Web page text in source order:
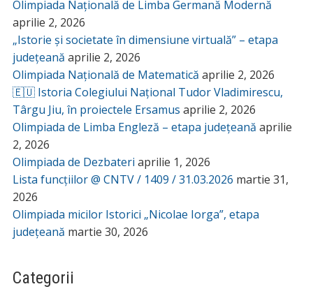
Olimpiada Națională de Limba Germană Modernă
aprilie 2, 2026
„Istorie și societate în dimensiune virtuală” – etapa
județeană aprilie 2, 2026
Olimpiada Națională de Matematică aprilie 2, 2026
🇪🇺 Istoria Colegiului Național Tudor Vladimirescu,
Târgu Jiu, în proiectele Ersamus aprilie 2, 2026
Olimpiada de Limba Engleză – etapa județeană aprilie
2, 2026
Olimpiada de Dezbateri aprilie 1, 2026
Lista funcțiilor @ CNTV / 1409 / 31.03.2026 martie 31,
2026
Olimpiada micilor Istorici „Nicolae Iorga”, etapa
județeană martie 30, 2026
Categorii